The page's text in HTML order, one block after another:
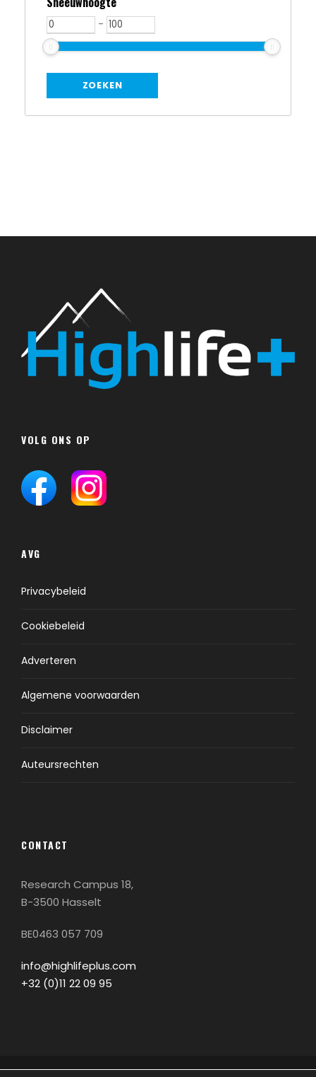
-
VOLG ONS OP
AVG
Privacybeleid
Cookiebeleid
Adverteren
Algemene voorwaarden
Disclaimer
Auteursrechten
CONTACT
Research Campus 18,
B-3500 Hasselt
BE0463 057 709
info@highlifeplus.com
+32 (0)11 22 09 95